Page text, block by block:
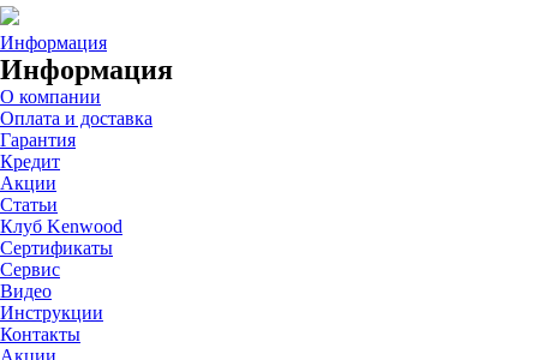
Информация
Информация
О компании
Оплата и доставка
Гарантия
Кредит
Акции
Статьи
Клуб Kenwood
Сертификаты
Сервис
Видео
Инструкции
Контакты
Акции